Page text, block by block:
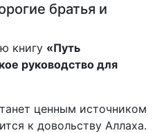
братья и
книгу «Путь
руководство для
ценным источником
к довольству Аллаха.